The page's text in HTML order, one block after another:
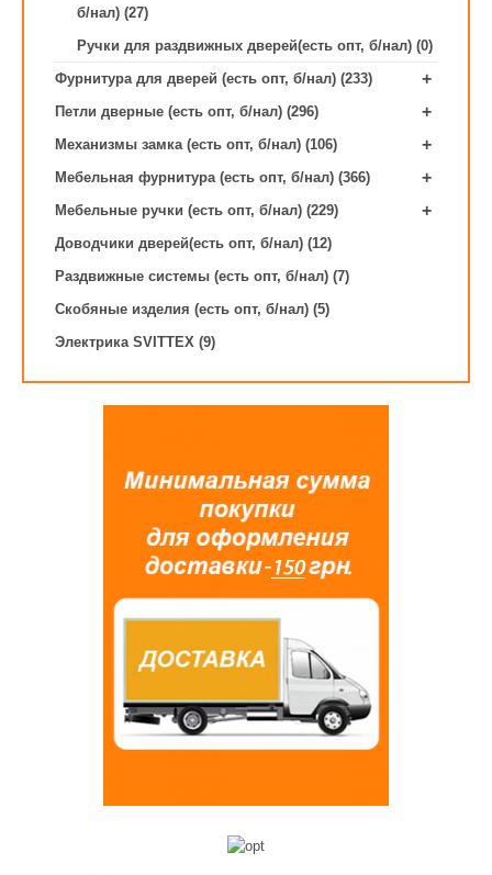
б/нал) (27)
Ручки для раздвижных дверей(есть опт, б/нал) (0)
Фурнитура для дверей (есть опт, б/нал) (233)
+
Петли дверные (есть опт, б/нал) (296) +
Механизмы замка (есть опт, б/нал) (106) +
Мебельная фурнитура (есть опт, б/нал) (366) +
Мебельные ручки (есть опт, б/нал) (229) +
Доводчики дверей(есть опт, б/нал) (12)
Раздвижные системы (есть опт, б/нал) (7)
Скобяные изделия (есть опт, б/нал) (5)
Электрика SVITTEX (9)